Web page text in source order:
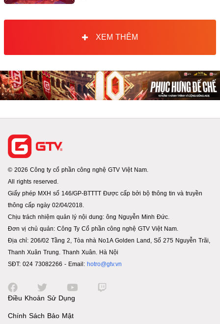
XEM THÊM
© 2026 Công ty cổ phần công nghệ GTV Việt Nam.
All rights reserved.
Giấy phép MXH số 146/GP-BTTTT Được cấp bởi bộ thông tin và truyền
thông cấp ngày 02/04/2018.
Chịu trách nhiệm quản lý nội dung: ông Nguyễn Minh Đức.
Đơn vị chủ quản: Công Ty Cổ phần công nghệ GTV Việt Nam.
Địa chỉ: 206/02 Tầng 2, Tòa nhà No1A Golden Land, Số 275 Nguyễn Trãi,
Thanh Xuân Trung. Thanh Xuân. Hà Nội
SĐT: 024 73082266 - Email: hotro@gtv.vn
Điều Khoản Sử Dụng
Chính Sách Bảo Mật